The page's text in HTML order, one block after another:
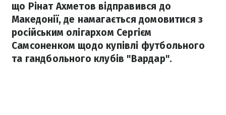
що Рінат Ахметов відправився до
Македонії, де намагається домовитися з
російським олігархом Сергієм
Самсоненком щодо купівлі футбольного
та гандбольного клубів "Вардар".